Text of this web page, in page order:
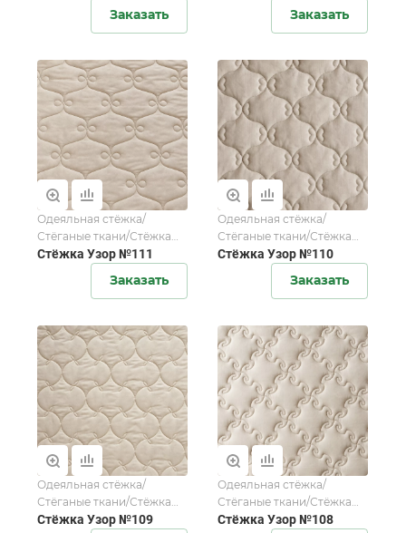
Заказать Заказать
Одеяльная стёжка/
Стёганые ткани/Стёжка
для домашнего текстиля
Стёжка Узор №111
Заказать
Одеяльная стёжка/
Стёганые ткани/Стёжка
для домашнего текстиля
Стёжка Узор №110
Заказать
Одеяльная стёжка/
Стёганые ткани/Стёжка
для домашнего текстиля
Стёжка Узор №109
Одеяльная стёжка/
Стёганые ткани/Стёжка
для домашнего текстиля
Стёжка Узор №108